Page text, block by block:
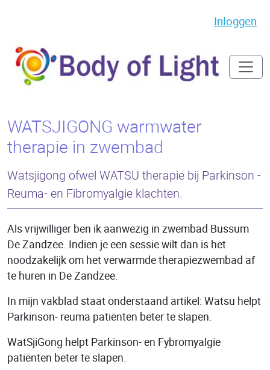
Inloggen
WATSJIGONG warmwater
therapie in zwembad
Watsjigong ofwel WATSU therapie bij Parkinson -
Reuma- en Fibromyalgie klachten.
Als vrijwilliger ben ik aanwezig in zwembad Bussum
De Zandzee. Indien je een sessie wilt dan is het
noodzakelijk om het verwarmde therapiezwembad af
te huren in De Zandzee.
In mijn vakblad staat onderstaand artikel: Watsu helpt
Parkinson- reuma patiënten beter te slapen.
WatSjiGong helpt Parkinson- en Fybromyalgie
patiënten beter te slapen.